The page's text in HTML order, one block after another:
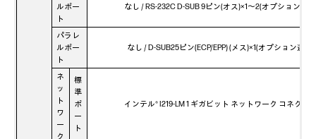
ルポー
ト
なし / RS-232C D-SUB 9ピン(オス)×1～2(オプション選
パラレ
ルポー
ト
なし / D-SUB25ピン(ECP/EPP) (メス)×1(オプション選択
ネ
ッ
ト
ワ
ー
ク
標
準
ポ
ー
ト
インテル® I219-LM 1 ギガビット ネットワーク コネクシ